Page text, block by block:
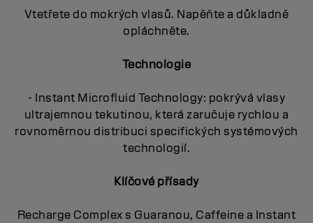
Vtetřete do mokrých vlasů. Napěňte a důkladně
opláchněte.
Technologie
- Instant Microfluid Technology: pokrývá vlasy
ultrajemnou tekutinou, která zaručuje rychlou a
rovnoměrnou distribuci specifických systémových
technologií.
Klíčové přísady
Recharge Complex s Guaranou, Caffeine a Instant